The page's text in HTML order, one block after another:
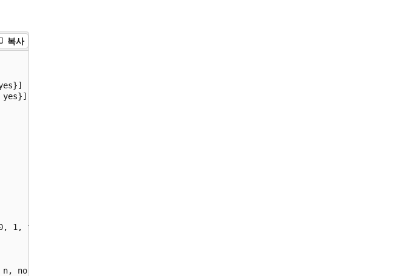
복사
1, f, false, n, no, t, true, y, yes}]
no, t, true, y, yes}]